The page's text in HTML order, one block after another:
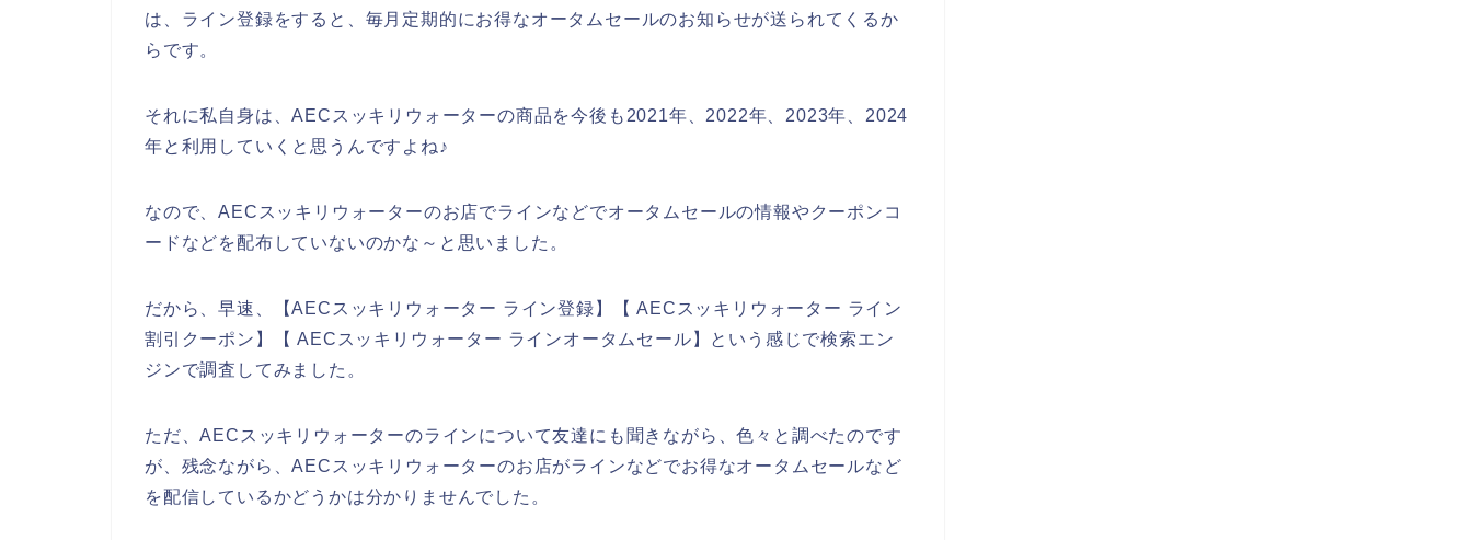
は、ライン登録をすると、毎月定期的にお得なオータムセールのお知らせが送られてくるか
らです。
それに私自身は、AECスッキリウォーターの商品を今後も2021年、2022年、2023年、2024
年と利用していくと思うんですよね♪
なので、AECスッキリウォーターのお店でラインなどでオータムセールの情報やクーポンコ
ードなどを配布していないのかな～と思いました。
だから、早速、【AECスッキリウォーター ライン登録】【 AECスッキリウォーター ライン
割引クーポン】【 AECスッキリウォーター ラインオータムセール】という感じで検索エン
ジンで調査してみました。
ただ、AECスッキリウォーターのラインについて友達にも聞きながら、色々と調べたのです
が、残念ながら、AECスッキリウォーターのお店がラインなどでお得なオータムセールなど
を配信しているかどうかは分かりませんでした。